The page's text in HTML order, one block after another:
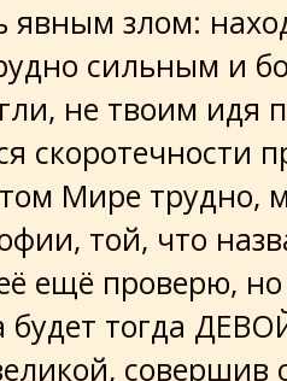
явным злом:
сильным и
не твоим идя
скоротечности
Мире трудно,
той, что
ещё проверю, но
будет тогда
совершив